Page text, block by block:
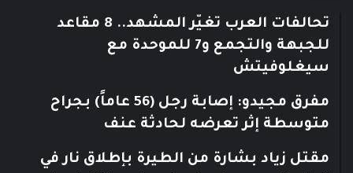
تحالفات العرب تغيّر المشهد.. 8 مقاعد
للجبهة والتجمع و7 للموحدة مع
سيغلوفيتش
مفرق مجيدو: إصابة رجل (56 عاماً) بجراح
متوسطة إثر تعرضه لحادثة عنف
مقتل زياد بشارة من الطيرة بإطلاق نار في